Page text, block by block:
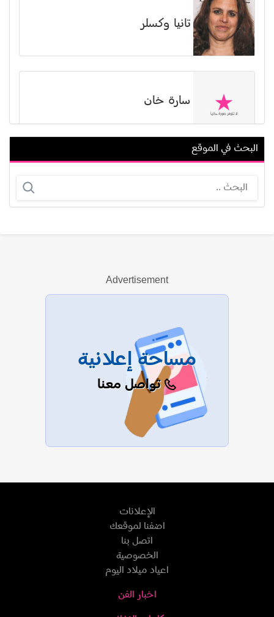
تانيا وكسلر
سارة خان
البحث في الموقع
Advertisement
مساحة إعلانية
تواصل معنا
الإعلانات
اضفنا لموقعك
اتصل بنا
الخصوصية
اعياد ميلاد اليوم
اخبار الفن